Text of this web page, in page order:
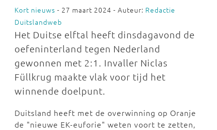
Kort nieuws - 27 maart 2024 - Auteur: Redactie
Duitslandweb
Het Duitse elftal heeft dinsdagavond de
oefeninterland tegen Nederland
gewonnen met 2:1. Invaller Niclas
Füllkrug maakte vlak voor tijd het
winnende doelpunt.
Duitsland heeft met de overwinning op Oranje
de "nieuwe EK-euforie" weten voort te zetten,